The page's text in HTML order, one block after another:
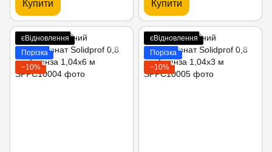
Купити Купити
єВідновлення
Порізка
−10%
єВідновлення
Порізка
−10%